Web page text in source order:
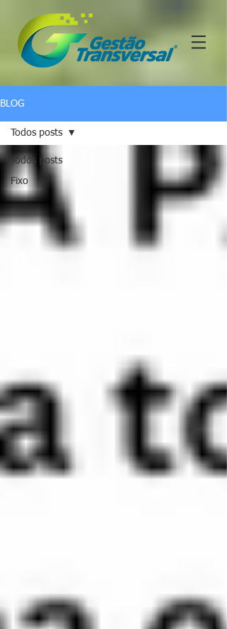
BLOG
Todos posts
Fixo
Todos posts